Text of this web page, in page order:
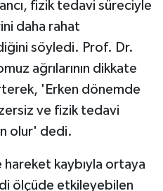
fizik tedavi süreciyle
daha rahat
söyledi. Prof. Dr.
ağrılarının dikkate
'Erken dönemde
ve fizik tedavi
olur' dedi.
hareket kaybıyla ortaya
ölçüde etkileyebilen